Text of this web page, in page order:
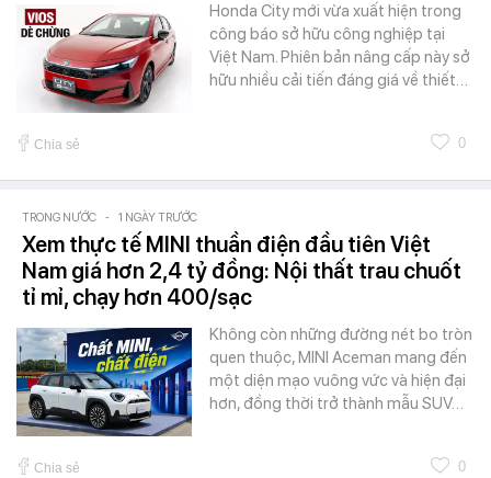
Honda City mới vừa xuất hiện trong
công báo sở hữu công nghiệp tại
Việt Nam. Phiên bản nâng cấp này sở
hữu nhiều cải tiến đáng giá về thiết…
Chia sẻ 0
TRONG NƯỚC - 1 NGÀY TRƯỚC
Xem thực tế MINI thuần điện đầu tiên Việt
Nam giá hơn 2,4 tỷ đồng: Nội thất trau chuốt
tỉ mỉ, chạy hơn 400/sạc
Không còn những đường nét bo tròn
quen thuộc, MINI Aceman mang đến
một diện mạo vuông vức và hiện đại
hơn, đồng thời trở thành mẫu SUV…
Chia sẻ 0